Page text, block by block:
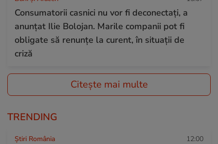
Consumatorii casnici nu vor fi deconectați, a
anunțat Ilie Bolojan. Marile companii pot fi
obligate să renunțe la curent, în situații de
criză
Citește mai multe
TRENDING
Știri România 12:00